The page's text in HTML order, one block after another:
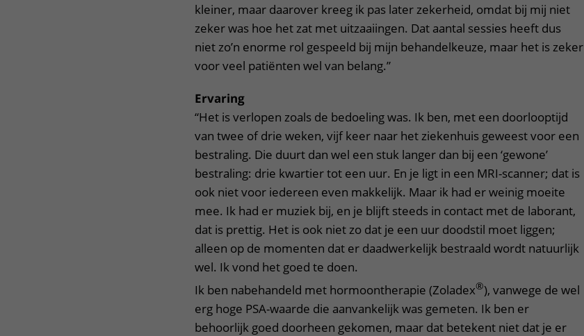
kleiner, maar daarover kreeg ik pas later zekerheid, omdat bij mij niet
zeker was hoe het zat met uitzaaiingen. Dat aantal sessies heeft dus
niet zo’n enorme rol gespeeld bij mijn behandelkeuze, maar het is zeker
voor veel patiënten wel van belang.”
Ervaring
“Het is verlopen zoals de bedoeling was. Ik ben, met een doorlooptijd
van twee of drie weken, vijf keer naar het ziekenhuis geweest voor een
bestraling. Die duurt dan wel een stuk langer dan bij een ‘gewone’
bestraling: drie kwartier tot een uur. En je ligt in een MRI-scanner; dat is
ook niet voor iedereen even makkelijk. Maar ik had er weinig moeite
mee. Ik had er muziek bij, en je blijft steeds in contact met de laborant,
dat is prettig. Het is ook niet zo dat je een uur doodstil moet liggen;
alleen op de momenten dat er daadwerkelijk bestraald wordt natuurlijk
wel. Ik vond het goed te doen.
Ik ben nabehandeld met hormoontherapie (Zoladex®), vanwege de wel
erg hoge PSA-waarde die aanvankelijk was gemeten. Ik ben er
behoorlijk goed doorheen gekomen, maar dat betekent niet dat je er